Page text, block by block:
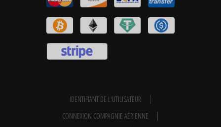
IDENTIFIANT DE L'UTILISATEUR
CONNEXION COMPAGNIE AÉRIENNE